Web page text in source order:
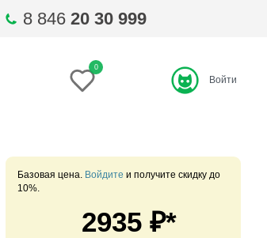
8 846 20 30 999
0
Войти
Базовая цена. Войдите и получите скидку до
10%.
2935 ₽*